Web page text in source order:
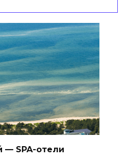
— SPA-отели